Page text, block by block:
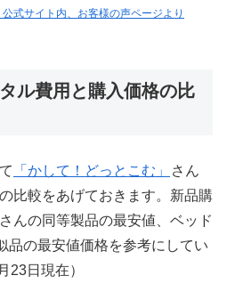
公式サイト内、お客様の声ページより
ル費用と購入価格の比
「かして！どっとこむ」
さん
比較をあげておきます。新品購
んの同等製品の最安値、ベッド
品の最安値価格を参考にしてい
23日現在）